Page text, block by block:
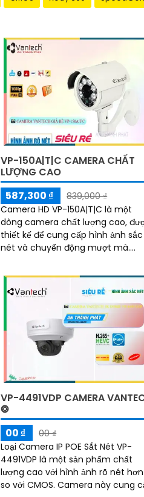
VP-150A|T|C CAMERA CHẤT
LƯỢNG CAO
587,300 ₫
839,000 ₫
Camera HD VP-150A|T|C là một
dòng camera chất lượng cao,
thiết kế để cung cấp hình ảnh sắc
nét và chuyển động mượt mà.
giải cao, với khả...
VP-4491VDP CAMERA
❂
00 ₫
00 ₫
Loại Camera IP POE Sắt Nét VP-
4491VDP là một sản phẩm chất
lượng cao với hình ảnh rõ nét hơn
so với CMOS. Camera này cung cấp